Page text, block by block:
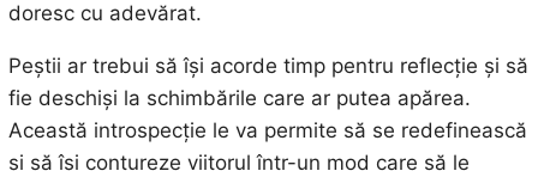
doresc cu adevărat.
Peștii ar trebui să își acorde timp pentru reflecție și să
fie deschiși la schimbările care ar putea apărea.
Această introspecție le va permite să se redefinească
și să își contureze viitorul într-un mod care să le